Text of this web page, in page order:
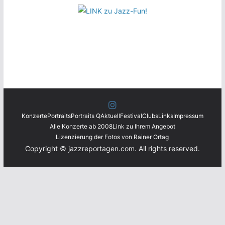
KonzertePortraitsPortraits QAktuellFestivalClubsLinksImpressum
Alle Konzerte ab 2008Link zu Ihrem Angebot
Lizenzierung der Fotos von Rainer Ortag
Copyright © jazzreportagen.com. All rights reserved.